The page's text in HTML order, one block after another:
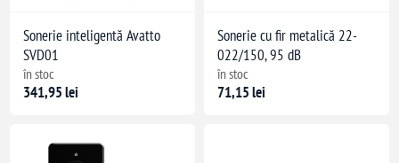
Sonerie inteligentă Avatto
SVD01
în stoc
341,95 lei
Sonerie cu fir metalică 22-
022/150, 95 dB
în stoc
71,15 lei